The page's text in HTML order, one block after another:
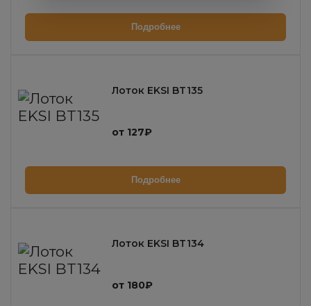
Подробнее
Лоток EKSI BT135
от 127₽
Подробнее
Лоток EKSI BT134
от 180₽